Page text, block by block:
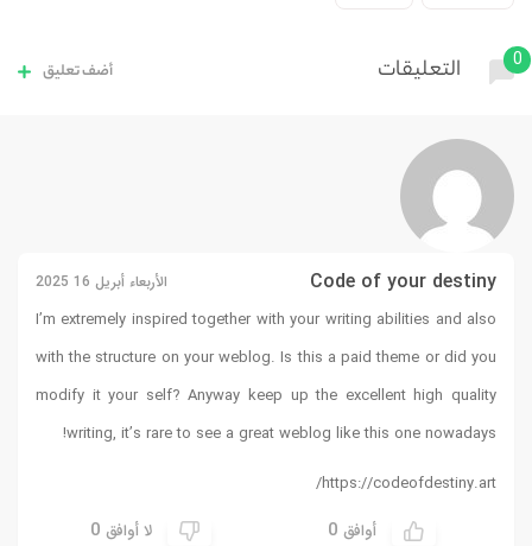
0 التعليقات أضف تعليق
Code of your destiny الأربعاء أبريل 16 2025
I’m extremely inspired together with your writing abilities and also
with the structure on your weblog. Is this a paid theme or did you
modify it your self? Anyway keep up the excellent high quality
writing, it’s rare to see a great weblog like this one nowadays
!
https://codeofdestiny.art/
أوافق 0 لا أوافق 0